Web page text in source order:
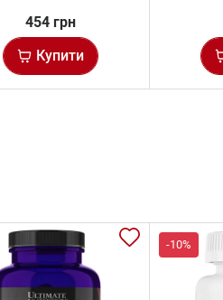
454 грн
Купити
-10%